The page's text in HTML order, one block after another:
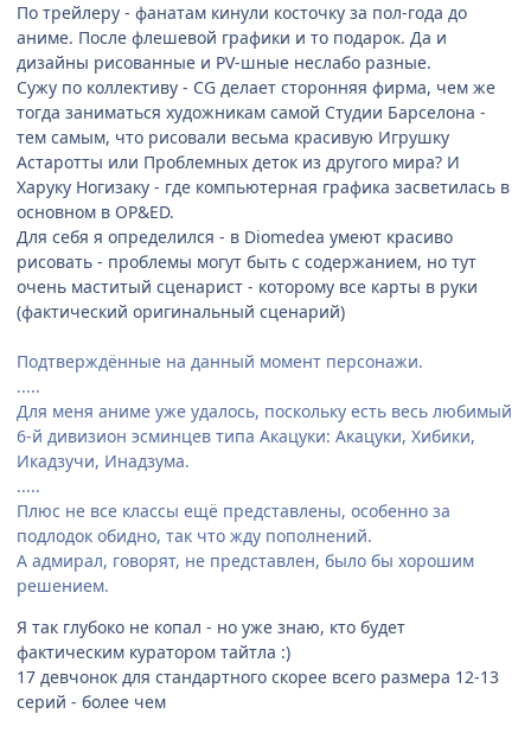
По трейлеру - фанатам кинули косточку за пол-года до
аниме. После флешевой графики и то подарок. Да и
дизайны рисованные и PV-шные неслабо разные.
Сужу по коллективу - CG делает сторонняя фирма, чем же
тогда заниматься художникам самой Студии Барселона -
тем самым, что рисовали весьма красивую Игрушку
Астаротты или Проблемных деток из другого мира? И
Харуку Ногизаку - где компьютерная графика засветилась в
основном в OP&ED.
Для себя я определился - в Diomedea умеют красиво
рисовать - проблемы могут быть с содержанием, но тут
очень маститый сценарист - которому все карты в руки
(фактический оригинальный сценарий)
Подтверждённые на данный момент персонажи.
.....
Для меня аниме уже удалось, поскольку есть весь любимый
6-й дивизион эсминцев типа Акацуки: Акацуки, Хибики,
Икадзучи, Инадзума.
.....
Плюс не все классы ещё представлены, особенно за
подлодок обидно, так что жду пополнений.
А адмирал, говорят, не представлен, было бы хорошим
решением.
Я так глубоко не копал - но уже знаю, кто будет
фактическим куратором тайтла :)
17 девчонок для стандартного скорее всего размера 12-13
серий - более чем